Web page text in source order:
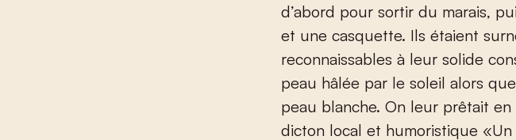
d’abord pour sortir du marais,
et une casquette. Ils étaient
reconnaissables à leur solide
peau hâlée par le soleil alors
peau blanche. On leur prêtait en
dicton local et humoristique «Un